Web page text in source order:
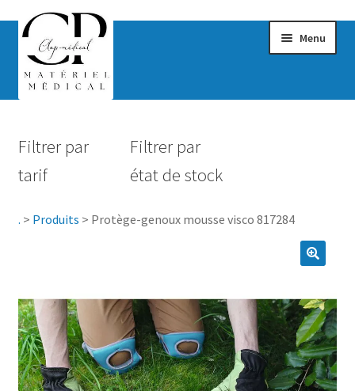
Menu
Hygiène
Accessoires Salle de bain
Vêtements & Chaussures
Sécurité
Filtrer par
tarif
Filtrer par
état de stock
. > Produits > Protège-genoux mousse visco 817284